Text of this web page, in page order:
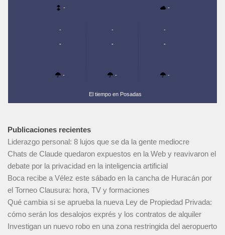
- -
-
-
-
-
-
-
-
-
-
El tiempo en Posadas
Publicaciones recientes
Liderazgo personal: 8 lujos que se da la gente mediocre
Chats de Claude quedaron expuestos en la Web y reavivaron el
debate por la privacidad en la inteligencia artificial
Boca recibe a Vélez este sábado en la cancha de Huracán por
el Torneo Clausura: hora, TV y formaciones
Qué cambia si se aprueba la nueva Ley de Propiedad Privada:
cómo serán los desalojos exprés y los contratos de alquiler
Investigan un nuevo robo en una zona restringida del aeropuerto